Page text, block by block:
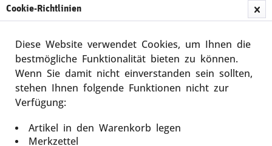
Jacob Nordangård
Der globale Staatsstreich
Artikel-Nr.: 13518
Cookie-Richtlinien
Diese Website verwendet Cookies, um Ihnen die
bestmögliche Funktionalität bieten zu können.
Wenn Sie damit nicht einverstanden sein sollten,
stehen Ihnen folgende Funktionen nicht zur
Verfügung:
Artikel in den Warenkorb legen
Merkzettel